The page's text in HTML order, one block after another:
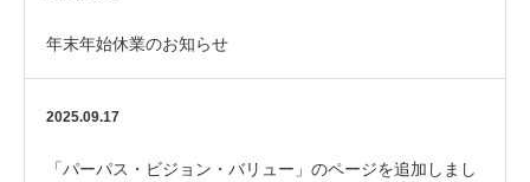
年末年始休業のお知らせ
2025.09.17
「パーパス・ビジョン・バリュー」のページを追加しまし